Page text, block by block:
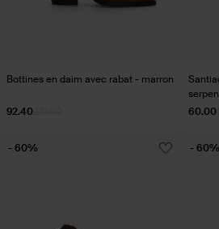
Bottines en daim avec rabat - marron
92.40 60.00
- 60% - 60%